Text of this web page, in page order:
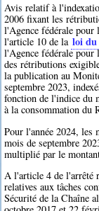
Avis relatif à
2006 fixant les
l'Agence fédérale pour
l'article 10 de la loi du
l'Agence fédérale pour
des rétributions
la publication au
septembre 2023,
fonction de l'indice du
à la consommation du
Pour l'année 2024, les
mois de septembre
multiplié par le
A l'article 4 de l'arrêté
relatives aux tâches
Sécurité de la Chaîne